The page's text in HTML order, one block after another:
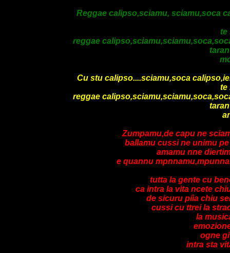
Reggae calipso,sciamu, sciamu,soca
te
reggae
Cu stu calipso....sciamu,soca
te
reggae
Zumpamu,de capu ne
ballamu cussi ne unimu
amamu nne
e quannu
tutta la gente cu
ca intra la vita ncete
de sicuru piìa chiu
cussi cu ttrei la
la
ogne
intra sta